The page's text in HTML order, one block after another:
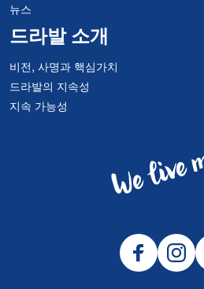
뉴스
드라발 소개
비전, 사명과 핵심가치
드라발의 지속성
지속 가능성